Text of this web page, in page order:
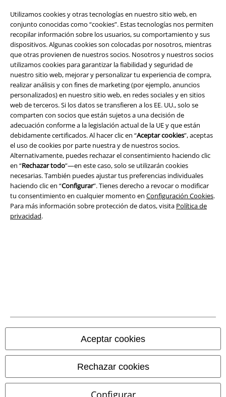
Utilizamos cookies y otras tecnologías en nuestro sitio web, en
conjunto conocidas como “cookies”. Estas tecnologías nos permiten
recopilar información sobre los usuarios, su comportamiento y sus
dispositivos. Algunas cookies son colocadas por nosotros, mientras
que otras provienen de nuestros socios. Nosotros y nuestros socios
utilizamos cookies para garantizar la fiabilidad y seguridad de
nuestro sitio web, mejorar y personalizar tu experiencia de compra,
realizar análisis y con fines de marketing (por ejemplo, anuncios
personalizados) en nuestro sitio web, en redes sociales y en sitios
web de terceros. Si los datos se transfieren a los EE. UU., solo se
comparten con socios que están sujetos a una decisión de
adecuación conforme a la legislación actual de la UE y que están
debidamente certificados. Al hacer clic en “Aceptar cookies”, aceptas
el uso de cookies por parte nuestra y de nuestros socios.
Alternativamente, puedes rechazar el consentimiento haciendo clic
en “Rechazar todo”—en este caso, solo se utilizarán cookies
necesarias. También puedes ajustar tus preferencias individuales
haciendo clic en “Configurar”. Tienes derecho a revocar o modificar
tu consentimiento en cualquier momento en Configuración Cookies.
Para más información sobre protección de datos, visita Política de
privacidad.
Aceptar cookies
Rechazar cookies
Configurar
A Warner Music Group Company
Seguridad
Ley protección de datos
Eliminación de residuos y protección del medioambiente